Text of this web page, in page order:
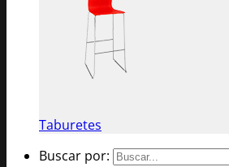
Taburetes
Buscar por: